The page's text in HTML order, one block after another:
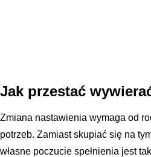
Jak przestać
Zmiana nastawienia wymaga od
potrzeb. Zamiast skupiać się na
własne poczucie spełnienia jest